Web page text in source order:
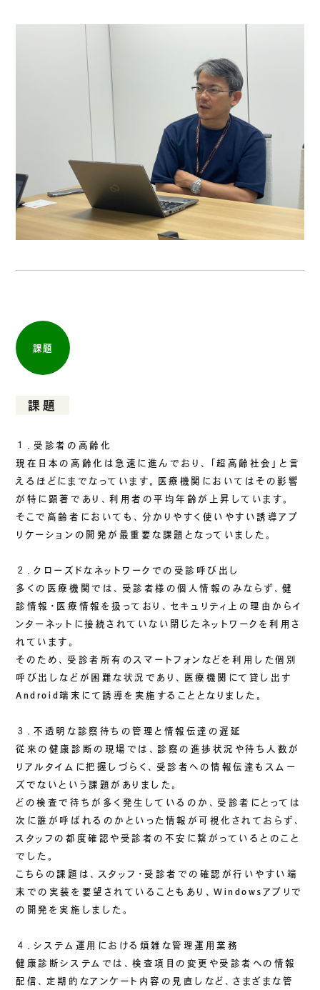
課題
課題
１．受診者の高齢化
現在日本の高齢化は急速に進んでおり、「超高齢社会」と言
えるほどにまでなっています。医療機関においてはその影響
が特に顕著であり、利用者の平均年齢が上昇しています。
そこで高齢者においても、分かりやすく使いやすい誘導アプ
リケーションの開発が最重要な課題となっていました。
２．クローズドなネットワークでの受診呼び出し
多くの医療機関では、受診者様の個人情報のみならず、健
診情報・医療情報を扱っており、セキュリティ上の理由からイ
ンターネットに接続されていない閉じたネットワークを利用さ
れています。
そのため、受診者所有のスマートフォンなどを利用した個別
呼び出しなどが困難な状況であり、医療機関にて貸し出す
Android端末にて誘導を実施することとなりました。
３．不透明な診察待ちの管理と情報伝達の遅延
従来の健康診断の現場では、診察の進捗状況や待ち人数が
リアルタイムに把握しづらく、受診者への情報伝達もスムー
ズでないという課題がありました。
どの検査で待ちが多く発生しているのか、受診者にとっては
次に誰が呼ばれるのかといった情報が可視化されておらず、
スタッフの都度確認や受診者の不安に繋がっているとのこと
でした。
こちらの課題は、スタッフ・受診者での確認が行いやすい端
末での実装を要望されていることもあり、Windowsアプリで
の開発を実施しました。
４．システム運用における煩雑な管理運用業務
健康診断システムでは、検査項目の変更や受診者への情報
配信、定期的なアンケート内容の見直しなど、さまざまな管